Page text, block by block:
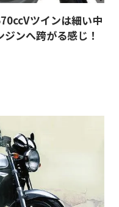
ツインは細い中
ンへ跨がる感じ！